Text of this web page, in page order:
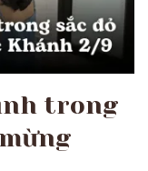
trong